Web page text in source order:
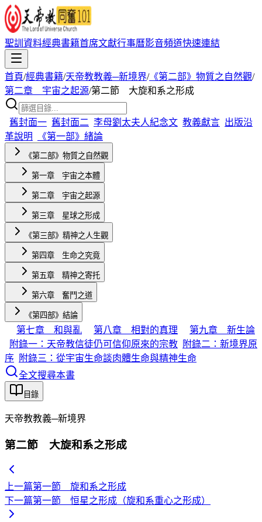
聖訓資料經典書籍首席文獻行事曆影音頻道快速連結
首頁/經典書籍/天帝教教義─新境界/《第二部》物質之自然觀/
第二章 宇宙之起源/第二節 大旋和系之形成
舊封面一 舊封面二 李母劉太夫人紀念文 教義獻言 出版沿
革說明
《第一部》緒論
《第二部》物質之自然觀
第一章 宇宙之本體
第二章 宇宙之起源
第三章 星球之形成
《第三部》精神之人生觀
第四章 生命之究竟
第五章 精神之寄托
第六章 奮鬥之道
《第四部》結論
第七章 和與亂 第八章 相對的真理
第九章 新生論
附錄一：天帝教信徒仍可信仰原來的宗教
附錄二：新境界原
序
附錄三：從宇宙生命談肉體生命與精神生命
全文搜尋本書
目錄
天帝教教義─新境界
第二節 大旋和系之形成
上一篇第一節 旋和系之形成
下一篇第一節 恒星之形成（旋和系重心之形成）